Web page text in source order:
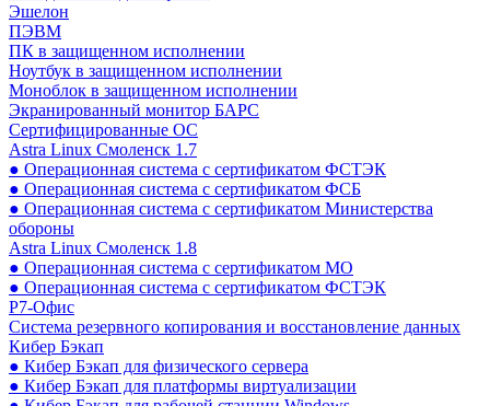
Эшелон
ПЭВМ
ПК в защищенном исполнении
Ноутбук в защищенном исполнении
Моноблок в защищенном исполнении
Экранированный монитор БАРС
Сертифицированные ОС
Astra Linux Смоленск 1.7
● Операционная система с сертификатом ФСТЭК
● Операционная система с сертификатом ФСБ
● Операционная система с сертификатом Министерства
обороны
Astra Linux Смоленск 1.8
● Операционная система с сертификатом МО
● Операционная система с сертификатом ФСТЭК
Р7-Офис
Система резервного копирования и восстановление данных
Кибер Бэкап
● Кибер Бэкап для физического сервера
● Кибер Бэкап для платформы виртуализации